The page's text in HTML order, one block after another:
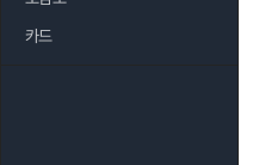
카드